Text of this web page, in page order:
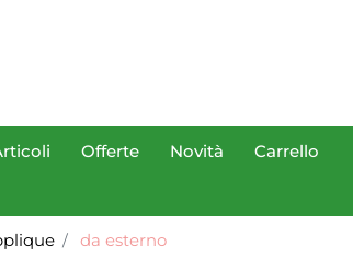
Offerte Novità
Carrello
da esterno